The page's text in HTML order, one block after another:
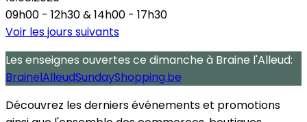
09h00 - 12h30&14h00 - 17h30
Voir les jours suivants
Les enseignes ouvertes ce dimanche à Braine l'Alleud:
BrainelAlleudSundayShopping.be
Découvrez les derniers événements et promotions